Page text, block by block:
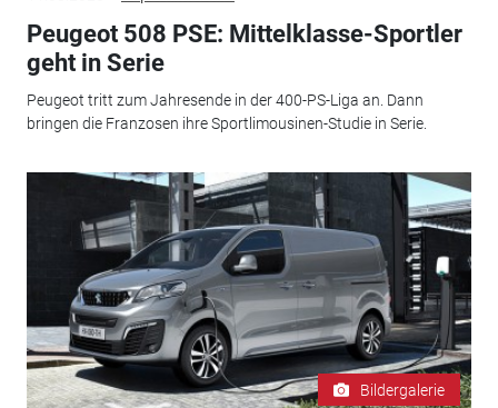
Peugeot 508 PSE: Mittelklasse-Sportler
geht in Serie
Peugeot tritt zum Jahresende in der 400-PS-Liga an. Dann
bringen die Franzosen ihre Sportlimousinen-Studie in Serie.
Bildergalerie